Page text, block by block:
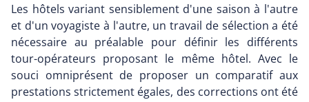
Les hôtels variant sensiblement d'une saison à l'autre
et d'un voyagiste à l'autre, un travail de sélection a été
nécessaire au préalable pour définir les différents
tour-opérateurs proposant le même hôtel. Avec le
souci omniprésent de proposer un comparatif aux
prestations strictement égales, des corrections ont été